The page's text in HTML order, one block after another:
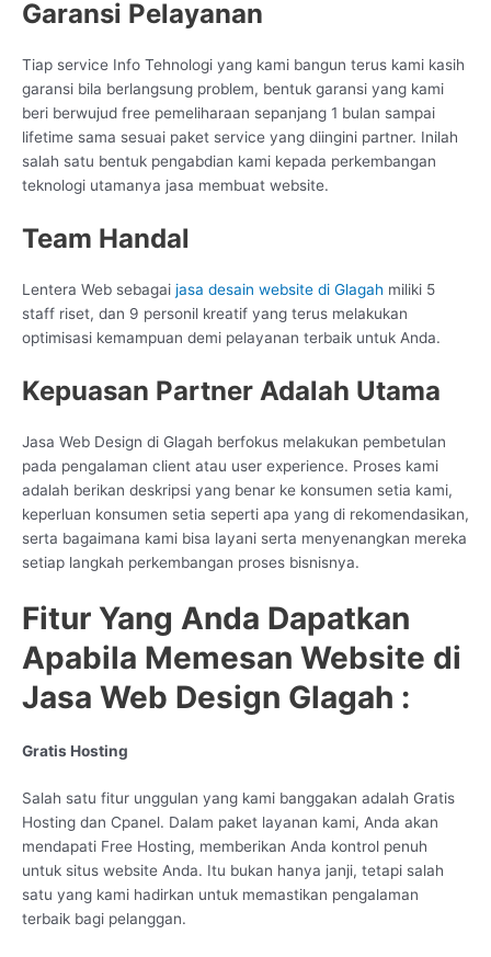
Garansi Pelayanan
Tiap service Info Tehnologi yang kami bangun terus kami kasih
garansi bila berlangsung problem, bentuk garansi yang kami
beri berwujud free pemeliharaan sepanjang 1 bulan sampai
lifetime sama sesuai paket service yang diingini partner. Inilah
salah satu bentuk pengabdian kami kepada perkembangan
teknologi utamanya jasa membuat website.
Team Handal
Lentera Web sebagai jasa desain website di Glagah miliki 5
staff riset, dan 9 personil kreatif yang terus melakukan
optimisasi kemampuan demi pelayanan terbaik untuk Anda.
Kepuasan Partner Adalah Utama
Jasa Web Design di Glagah berfokus melakukan pembetulan
pada pengalaman client atau user experience. Proses kami
adalah berikan deskripsi yang benar ke konsumen setia kami,
keperluan konsumen setia seperti apa yang di rekomendasikan,
serta bagaimana kami bisa layani serta menyenangkan mereka
setiap langkah perkembangan proses bisnisnya.
Fitur Yang Anda Dapatkan
Apabila Memesan Website di
Jasa Web Design Glagah :
Gratis Hosting
Salah satu fitur unggulan yang kami banggakan adalah Gratis
Hosting dan Cpanel. Dalam paket layanan kami, Anda akan
mendapati Free Hosting, memberikan Anda kontrol penuh
untuk situs website Anda. Itu bukan hanya janji, tetapi salah
satu yang kami hadirkan untuk memastikan pengalaman
terbaik bagi pelanggan.